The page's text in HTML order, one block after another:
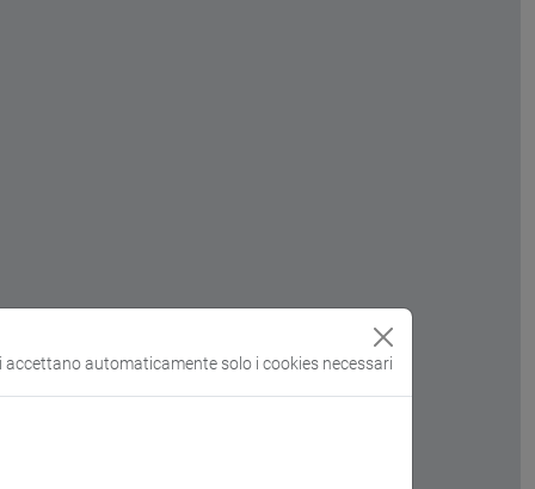
automaticamente solo i cookies necessari